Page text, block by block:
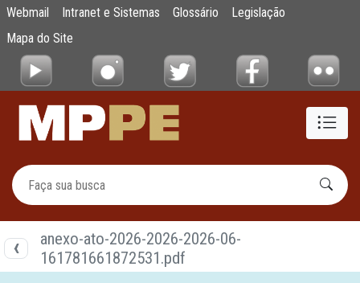
Pular para o Conteúdo principal
Documentos
Webmail Intranet e Sistemas Glossário
Legislação
Mapa do Site
anexo-ato-2026-2026-2026-06-
161781661872531.pdf